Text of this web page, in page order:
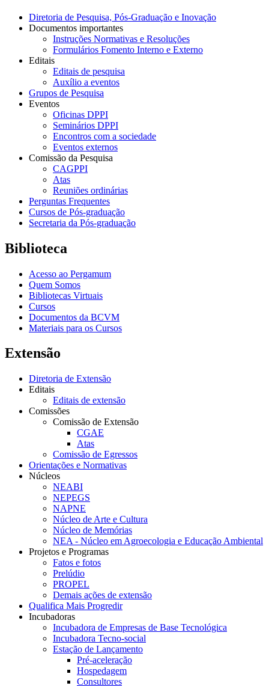
Diretoria de Pesquisa, Pós-Graduação e Inovação
Documentos importantes
Instruções Normativas e Resoluções
Formulários Fomento Interno e Externo
Editais
Editais de pesquisa
Auxílio a eventos
Grupos de Pesquisa
Eventos
Oficinas DPPI
Seminários DPPI
Encontros com a sociedade
Eventos externos
Comissão da Pesquisa
CAGPPI
Atas
Reuniões ordinárias
Perguntas Frequentes
Cursos de Pós-graduação
Secretaria da Pós-graduação
Biblioteca
Acesso ao Pergamum
Quem Somos
Bibliotecas Virtuais
Cursos
Documentos da BCVM
Materiais para os Cursos
Extensão
Diretoria de Extensão
Editais
Editais de extensão
Comissões
Comissão de Extensão
CGAE
Atas
Comissão de Egressos
Orientações e Normativas
Núcleos
NEABI
NEPEGS
NAPNE
Núcleo de Arte e Cultura
Núcleo de Memórias
NEA - Núcleo em Agroecologia e Educação Ambiental
Projetos e Programas
Fatos e fotos
Prelúdio
PROPEL
Demais ações de extensão
Qualifica Mais Progredir
Incubadoras
Incubadora de Empresas de Base Tecnológica
Incubadora Tecno-social
Estação de Lançamento
Pré-aceleração
Hospedagem
Consultores